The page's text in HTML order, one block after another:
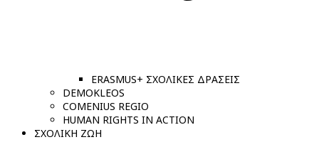
ERASMUS+ ΣΧΟΛΙΚΕΣ ΔΡΑΣΕΙΣ
DEMOKLEOS
COMENIUS REGIO
HUMAN RIGHTS IN ACTION
ΣΧΟΛΙΚΗ ΖΩΗ